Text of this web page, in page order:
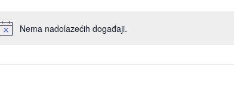
Nema nadolazećih događaji.